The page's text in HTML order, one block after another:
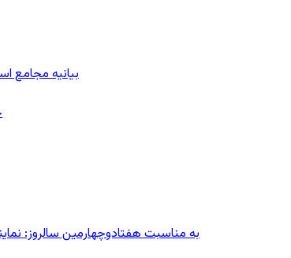
بیانیه مجامع
به مناسبت هفتادوچهارمین سالروز: نمایندگان مجلس زار